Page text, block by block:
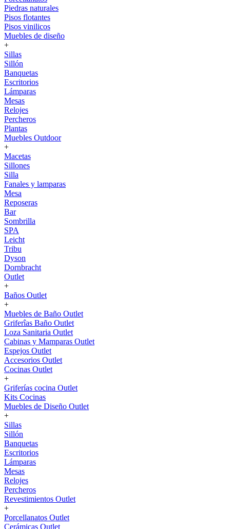
Piedras naturales
Pisos flotantes
Pisos vinilicos
Muebles de diseño
+
Sillas
Sillón
Banquetas
Escritorios
Lámparas
Mesas
Relojes
Percheros
Plantas
Muebles Outdoor
+
Macetas
Sillones
Silla
Fanales y lamparas
Mesa
Reposeras
Bar
Sombrilla
SPA
Leicht
Tribu
Dyson
Dornbracht
Outlet
+
Baños Outlet
+
Muebles de Baño Outlet
Griferîas Baño Outlet
Loza Sanitaria Outlet
Cabinas y Mamparas Outlet
Espejos Outlet
Accesorios Outlet
Cocinas Outlet
+
Griferías cocina Outlet
Kits Cocinas
Muebles de Diseño Outlet
+
Sillas
Sillón
Banquetas
Escritorios
Lámparas
Mesas
Relojes
Percheros
Revestimientos Outlet
+
Porcellanatos Outlet
Cerámicas Outlet